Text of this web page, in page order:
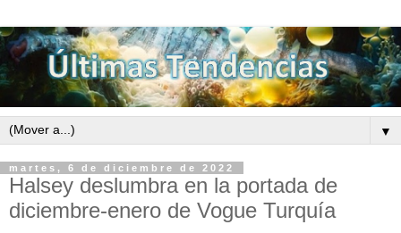
▼
martes, 6 de diciembre de 2022
Halsey deslumbra en la portada de
diciembre-enero de Vogue Turquía